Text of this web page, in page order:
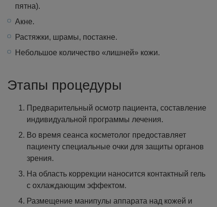
пятна).
Акне.
Растяжки, шрамы, постакне.
Небольшое количество «лишней» кожи.
Этапы процедуры
Предварительный осмотр пациента, составление
индивидуальной программы лечения.
Во время сеанса косметолог предоставляет
пациенту специальные очки для защиты органов
зрения.
На область коррекции наносится контактный гель
с охлаждающим эффектом.
Размещение манипулы аппарата над кожей и